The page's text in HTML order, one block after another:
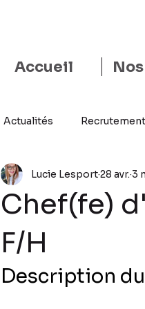
Accueil
Actualités Recrutement
Chef(fe)
F/H
Lucie Lesport28 avr. 3
Description